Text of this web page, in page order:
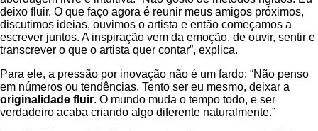
deixo fluir. O que faço agora é reunir meus amigos próximos,
discutimos ideias, ouvimos o artista e então começamos a
escrever juntos. A inspiração vem da emoção, de ouvir, sentir e
transcrever o que o artista quer contar”, explica.
Para ele, a pressão por inovação não é um fardo: “Não penso
em números ou tendências. Tento ser eu mesmo, deixar a
originalidade fluir. O mundo muda o tempo todo, e ser
verdadeiro acaba criando algo diferente naturalmente.”